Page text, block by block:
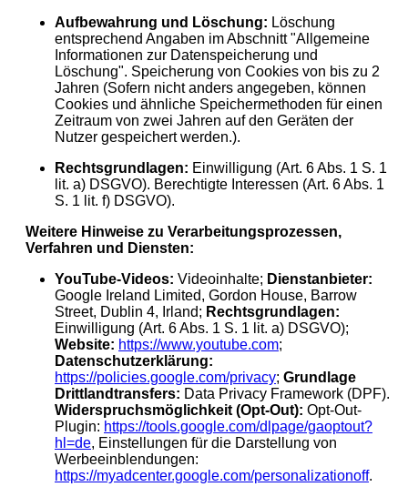
Aufbewahrung und Löschung: Löschung
entsprechend Angaben im Abschnitt "Allgemeine
Informationen zur Datenspeicherung und
Löschung". Speicherung von Cookies von bis zu 2
Jahren (Sofern nicht anders angegeben, können
Cookies und ähnliche Speichermethoden für einen
Zeitraum von zwei Jahren auf den Geräten der
Nutzer gespeichert werden.).
Rechtsgrundlagen: Einwilligung (Art. 6 Abs. 1 S. 1
lit. a) DSGVO). Berechtigte Interessen (Art. 6 Abs. 1
S. 1 lit. f) DSGVO).
Weitere Hinweise zu Verarbeitungsprozessen,
Verfahren und Diensten:
YouTube-Videos: Videoinhalte; Dienstanbieter:
Google Ireland Limited, Gordon House, Barrow
Street, Dublin 4, Irland; Rechtsgrundlagen:
Einwilligung (Art. 6 Abs. 1 S. 1 lit. a) DSGVO);
Website: https://www.youtube.com;
Datenschutzerklärung:
https://policies.google.com/privacy; Grundlage
Drittlandtransfers: Data Privacy Framework (DPF).
Widerspruchsmöglichkeit (Opt-Out): Opt-Out-
Plugin: https://tools.google.com/dlpage/gaoptout?
hl=de, Einstellungen für die Darstellung von
Werbeeinblendungen:
https://myadcenter.google.com/personalizationoff.